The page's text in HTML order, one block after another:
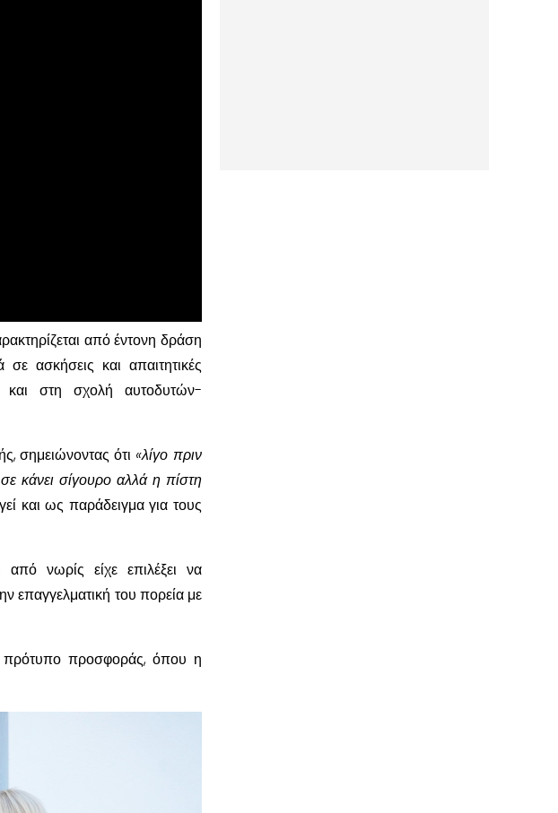
από έντονη δράση
ασκήσεις και απαιτητικές
και στη σχολή αυτοδυτών-
σημειώνοντας ότι «λίγο πριν
κάνει σίγουρο αλλά η πίστη
και ως παράδειγμα για τους
νωρίς είχε επιλέξει να
επαγγελματική του πορεία με
πρότυπο προσφοράς, όπου η